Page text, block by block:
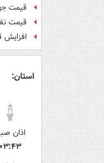
قیمت
قیمت نفت
افزایش
استان:
اذان
۰۳:۴۳